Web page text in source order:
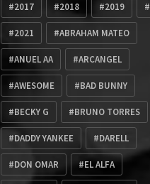
2017 2018 2019
2021 ABRAHAM MATEO
ANUEL AA ARCANGEL
AWESOME BAD BUNNY
BECKY G BRUNO TORRES
DADDY YANKEE DARELL
DON OMAR EL ALFA